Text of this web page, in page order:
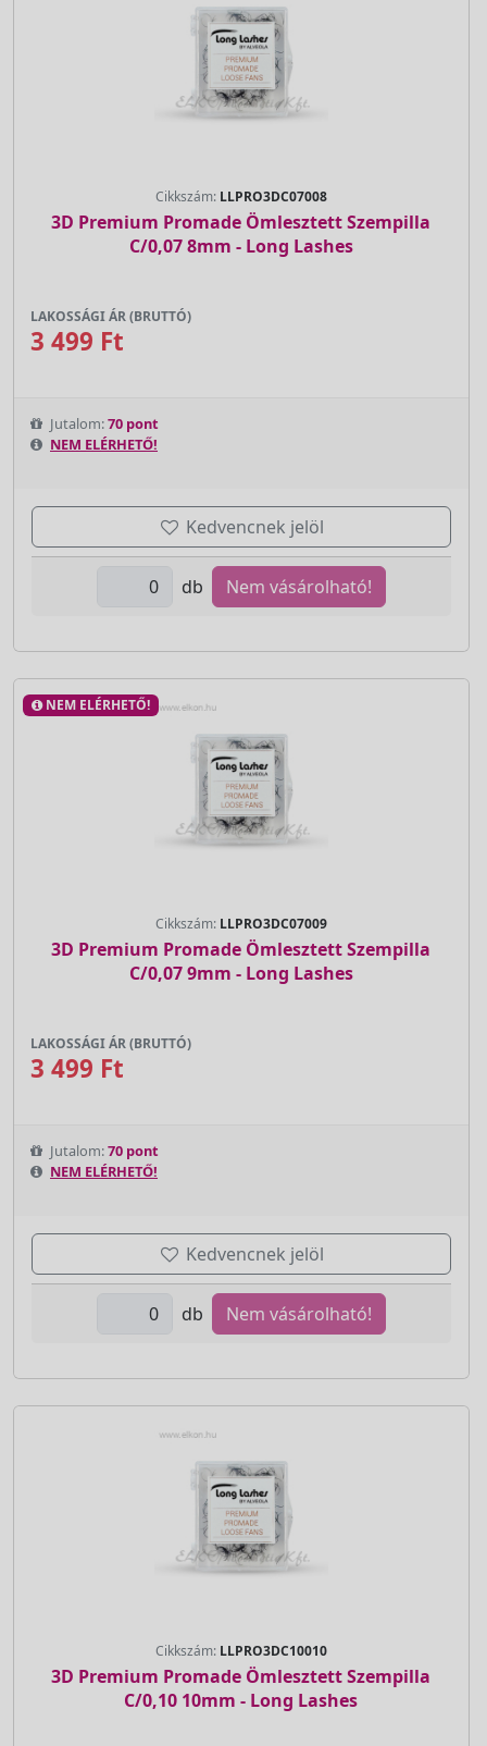
Cikkszám: LLPRO3DC07008
3D Premium Promade Ömlesztett Szempilla
C/0,07 8mm - Long Lashes
LAKOSSÁGI ÁR (BRUTTÓ)
3 499 Ft
Jutalom:70 pont
NEM ELÉRHETŐ!
Kedvencnek jelöl
db Nem vásárolható!
NEM ELÉRHETŐ!
Cikkszám: LLPRO3DC07009
3D Premium Promade Ömlesztett Szempilla
C/0,07 9mm - Long Lashes
LAKOSSÁGI ÁR (BRUTTÓ)
3 499 Ft
Jutalom:70 pont
NEM ELÉRHETŐ!
Kedvencnek jelöl
db Nem vásárolható!
Cikkszám: LLPRO3DC10010
3D Premium Promade Ömlesztett Szempilla
C/0,10 10mm - Long Lashes